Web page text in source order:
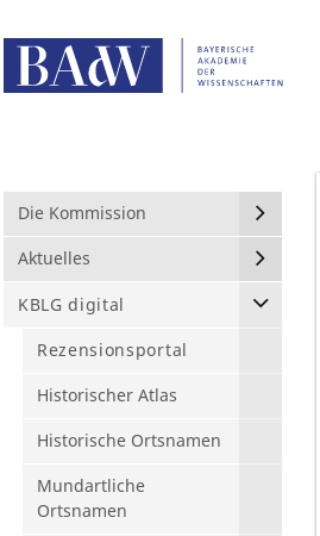
Die Kommission
Aktuelles
KBLG digital
Rezensionsportal
Historischer Atlas
Historische Ortsnamen
Mundartliche
Ortsnamen